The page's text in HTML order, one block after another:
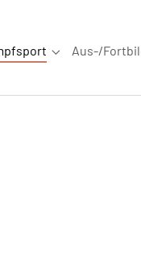
"Blog" Submenu for
Aus-/